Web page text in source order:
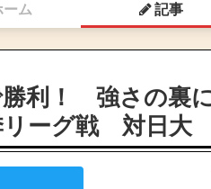
ーム 記事
利！ 強さの裏
リーグ戦 対日大